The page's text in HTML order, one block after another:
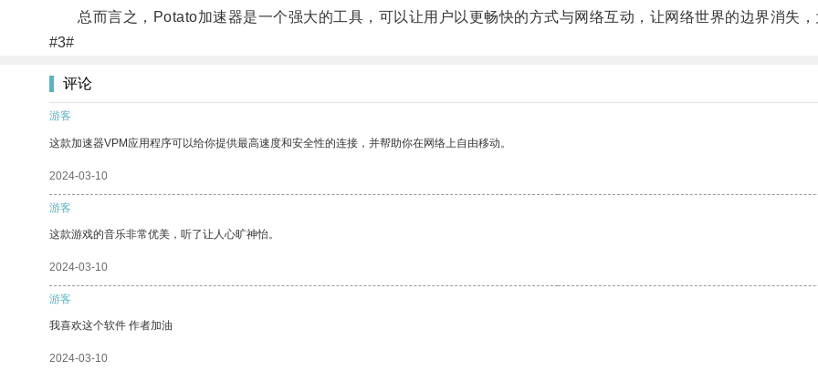
总而言之，Potato加速器是一个强大的工具，可以让用户以更畅快的方式与网络互动，让网络世界的边界消失，
#3#
评论
游客
这款加速器VPM应用程序可以给你提供最高速度和安全性的连接，并帮助你在网络上自由移动。
2024-03-10
游客
这款游戏的音乐非常优美，听了让人心旷神怡。
2024-03-10
游客
我喜欢这个软件 作者加油
2024-03-10